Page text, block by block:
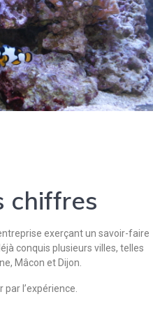
chiffres
exerçant un savoir-faire
conquis plusieurs villes, telles
Mâcon et Dijon.
l’expérience.